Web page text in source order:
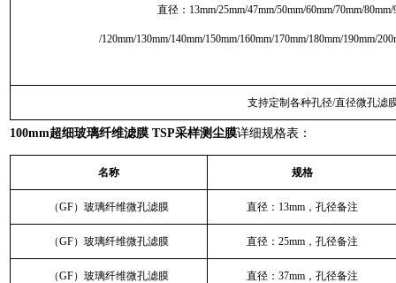
直径：13mm/25mm/47mm/50mm/60mm/70mm/
/120mm/130mm/140mm/150mm/160mm/170mm/180mm/190mm/
支持定制各种孔径/直径微孔滤
100mm超细玻璃纤维滤膜 TSP采样测尘膜详细规格表：
名称 规格
（GF）玻璃纤维微孔滤膜 直径：13mm，孔径备注
（GF）玻璃纤维微孔滤膜 直径：25mm，孔径备注
（GF）玻璃纤维微孔滤膜 直径：37mm，孔径备注